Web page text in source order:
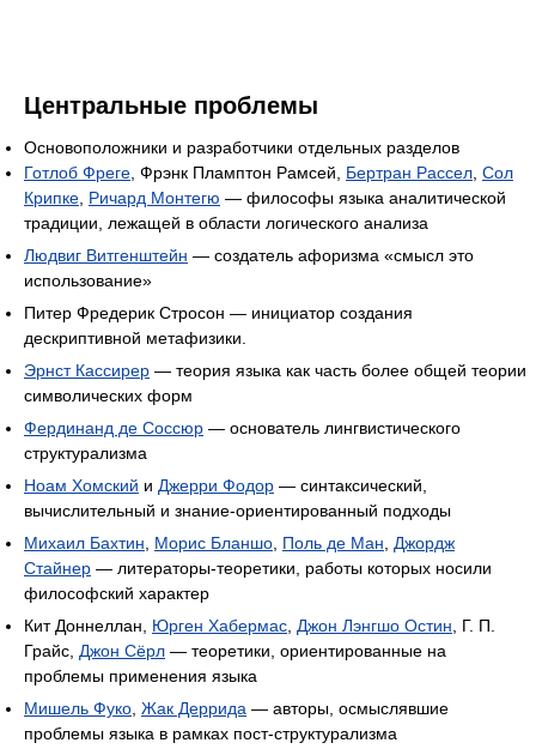
Центральные проблемы
Основоположники и разработчики отдельных разделов
Готлоб Фреге , Фрэнк Пламптон Рамсей, Бертран Рассел Сол
Крипке Ричард Монтегю — философы языка аналитической
традиции, лежащей в области логического анализа
Людвиг Витгенштейн — создатель афоризма «смысл это
использование»
Питер Фредерик Стросон — инициатор создания
дескриптивной метафизики.
Эрнст Кассирер — теория языка как часть более общей теории
символических форм
Фердинанд де Соссюр — основатель лингвистического
структурализма
Ноам Хомский и Джерри Фодор — синтаксический,
вычислительный и знание-ориентированный подходы
Михаил Бахтин
Морис Бланшо Поль де Ман
Джордж
Стайнер — литераторы-теоретики, работы которых носили
философский характер
Кит Доннеллан, Юрген Хабермас Джон Лэнгшо Остин , Г. П.
Грайс, Джон Сёрл — теоретики, ориентированные на
проблемы применения языка
Мишель Фуко Жак Деррида — авторы, осмыслявшие
проблемы языка в рамках пост-структурализма